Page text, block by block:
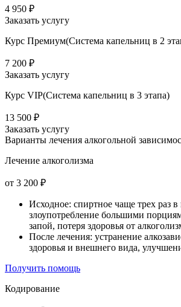
4 950 ₽
Заказать услугу
Курс Премиум(Система капельниц в 2
7 200 ₽
Заказать услугу
Курс VIP(Система капельниц в 3 этапа)
13 500 ₽
Заказать услугу
Варианты лечения алкогольной
Лечение алкоголизма
от 3 200 ₽
Исходное: спиртное чаще трех раз
злоупотребление большими
запой, потеря здоровья от
После лечения: устранение
здоровья и внешнего вида,
Получить помощь
Кодирование